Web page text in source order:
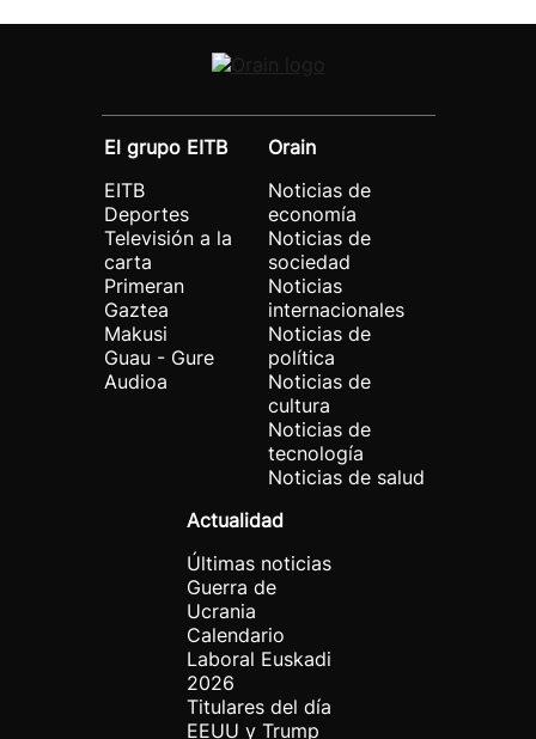
El grupo EITB
EITB
Deportes
Televisión a la
carta
Primeran
Gaztea
Makusi
Guau - Gure
Audioa
Orain
Noticias de
economía
Noticias de
sociedad
Noticias
internacionales
Noticias de
política
Noticias de
cultura
Noticias de
tecnología
Noticias de salud
Actualidad
Últimas noticias
Guerra de
Ucrania
Calendario
Laboral Euskadi
2026
Titulares del día
EEUU y Trump